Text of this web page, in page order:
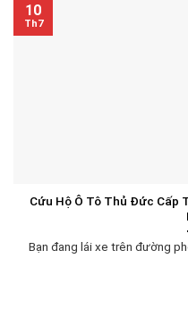
Cứu Hộ Ô Tô Thủ Đức Cấp
Bạn đang lái xe trên đường
10
Th7